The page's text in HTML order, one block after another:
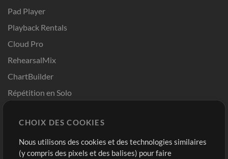
Pad Player
Playback Rentals
Cloud Pro
RehearsalMix
ChartBuilder
Répétition en Solo
Modèles ProPresenter
Sons
CHOIX DES COOKIES
Nous utilisons des cookies et des technologies similaires
(y compris des pixels et des balises) pour faire